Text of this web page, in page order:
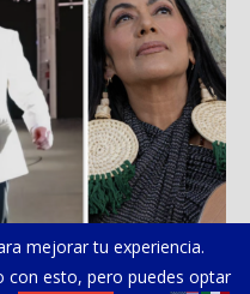
mejorar tu experiencia.
con esto, pero puedes optar